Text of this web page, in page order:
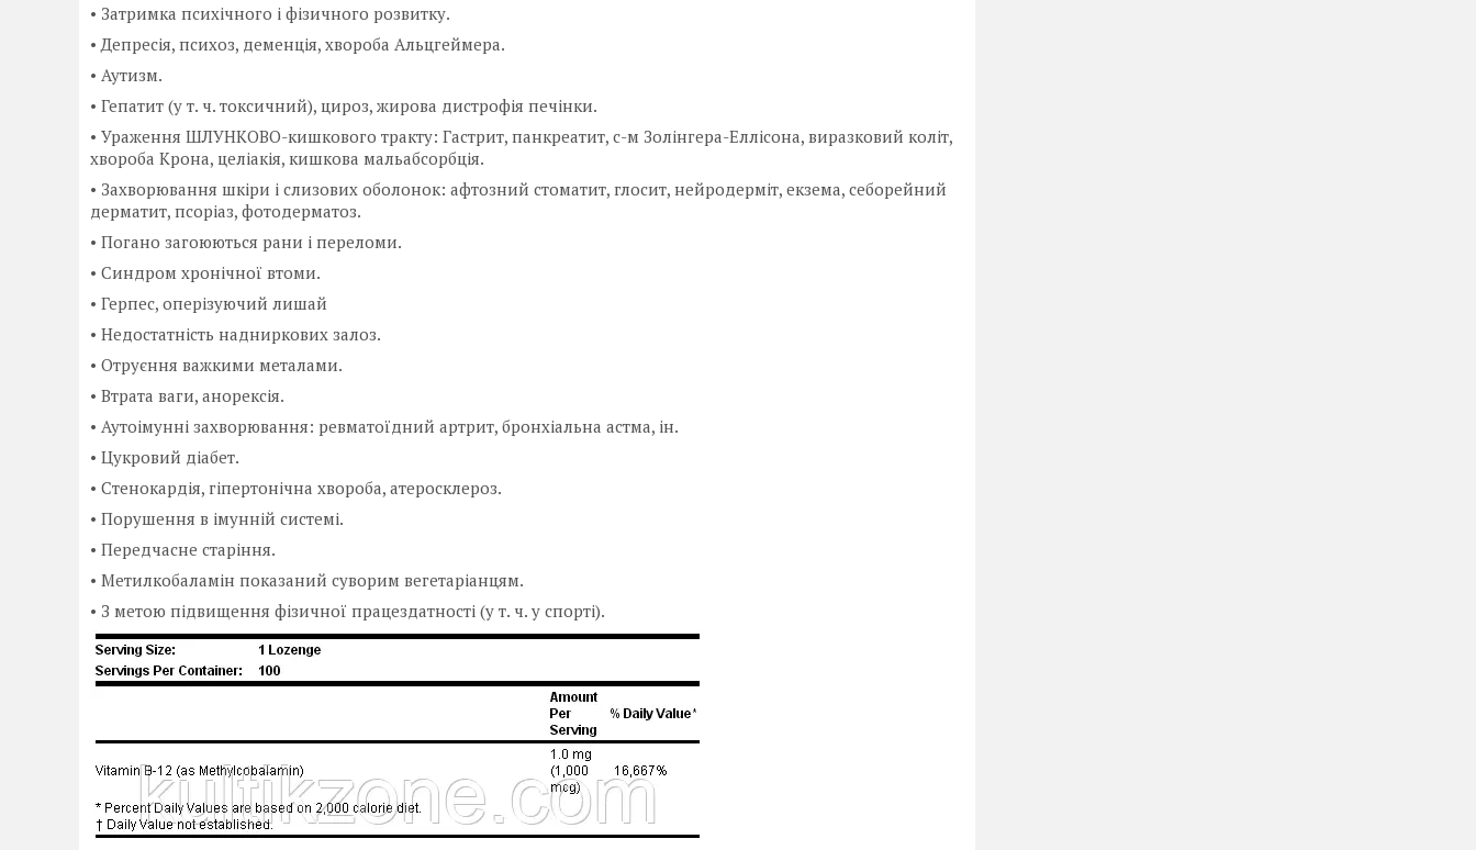
• Затримка психічного і фізичного розвитку.
• Депресія, психоз, деменція, хвороба Альцгеймера.
• Аутизм.
• Гепатит (у т. ч. токсичний), цироз, жирова дистрофія печінки.
• Ураження ШЛУНКОВО-кишкового тракту: Гастрит, панкреатит, с-м Золінгера-Еллісона, виразковий коліт,
хвороба Крона, целіакія, кишкова мальабсорбція.
• Захворювання шкіри і слизових оболонок: афтозний стоматит, глосит, нейродерміт, екзема, себорейний
дерматит, псоріаз, фотодерматоз.
• Погано загоюються рани і переломи.
• Синдром хронічної втоми.
• Герпес, оперізуючий лишай
• Недостатність надниркових залоз.
• Отруєння важкими металами.
• Втрата ваги, анорексія.
• Аутоімунні захворювання: ревматоїдний артрит, бронхіальна астма, ін.
• Цукровий діабет.
• Стенокардія, гіпертонічна хвороба, атеросклероз.
• Порушення в імунній системі.
• Передчасне старіння.
• Метилкобаламін показаний суворим вегетаріанцям.
• З метою підвищення фізичної працездатності (у т. ч. у спорті).